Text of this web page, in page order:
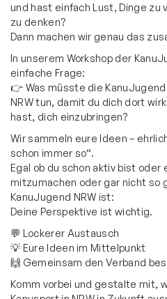
und hast einfach Lust, Dinge zu
zu denken?
Dann machen wir genau das
In unserem Workshop der
einfache Frage:
👉 Was müsste die KanuJugend
NRW tun, damit du dich dort
hast, dich einzubringen?
Wir sammeln eure Ideen –
schon immer so“.
Egal ob du schon aktiv bist
mitzumachen oder gar nicht so
KanuJugend NRW ist:
Deine Perspektive ist wichtig.
💬 Lockerer Austausch
💡 Eure Ideen im Mittelpunkt
🙌 Gemeinsam den Verband
Komm vorbei und gestalte mit,